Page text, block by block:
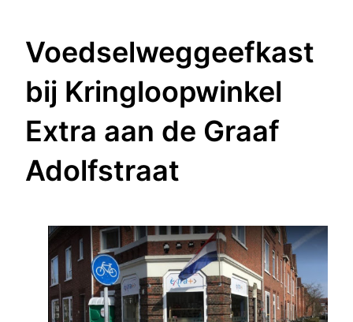
Voedselweggeefkast
bij Kringloopwinkel
Extra aan de Graaf
Adolfstraat